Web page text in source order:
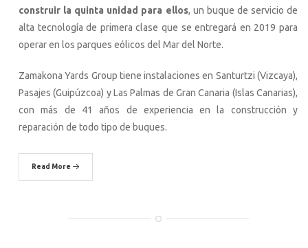
construir la quinta unidad para ellos, un buque de servicio de
alta tecnología de primera clase que se entregará en 2019 para
operar en los parques eólicos del Mar del Norte.
Zamakona Yards Group tiene instalaciones en Santurtzi (Vizcaya),
Pasajes (Guipúzcoa) y Las Palmas de Gran Canaria (Islas Canarias),
con más de 41 años de experiencia en la construcción y
reparación de todo tipo de buques.
Read More